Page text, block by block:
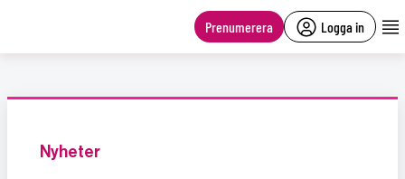
Prenumerera Logga in
Nyheter